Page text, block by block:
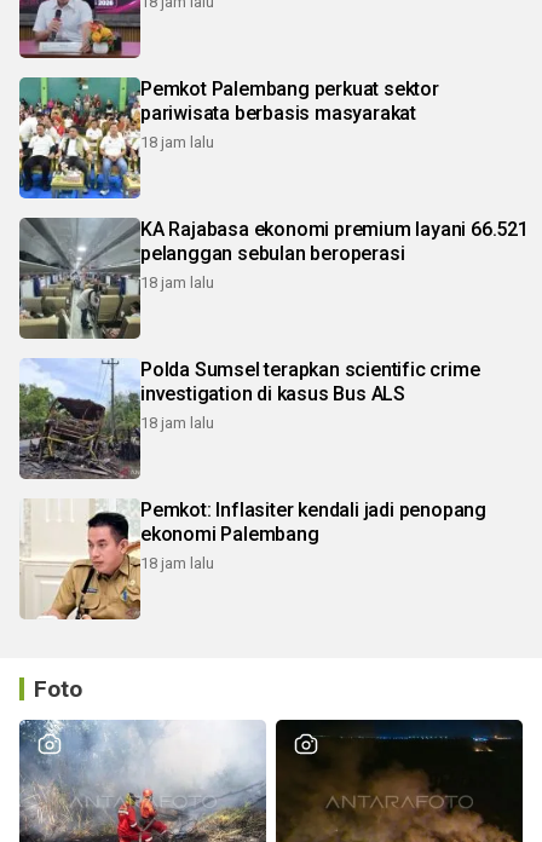
Pemkot Palembang perkuat sektor
pariwisata berbasis masyarakat
18 jam lalu
KA Rajabasa ekonomi premium layani 66.521
pelanggan sebulan beroperasi
18 jam lalu
Polda Sumsel terapkan scientific crime
investigation di kasus Bus ALS
18 jam lalu
Pemkot: Inflasiter kendali jadi penopang
ekonomi Palembang
18 jam lalu
Foto